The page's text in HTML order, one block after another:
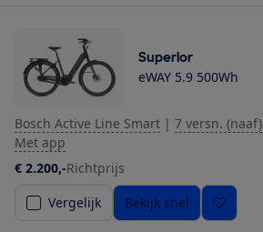
Superior
eWAY 5.9 500Wh
Bosch Active Line Smart | 7 versn. (naaf)
Met app
€ 2.200,-Richtprijs
Vergelijk
Bekijk snel